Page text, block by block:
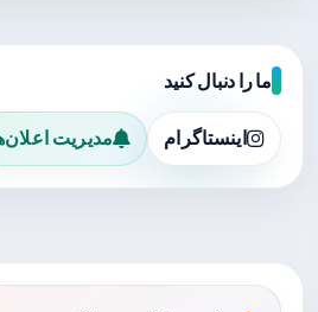
ما را دنبال کنید
اینستاگرام مدیریت